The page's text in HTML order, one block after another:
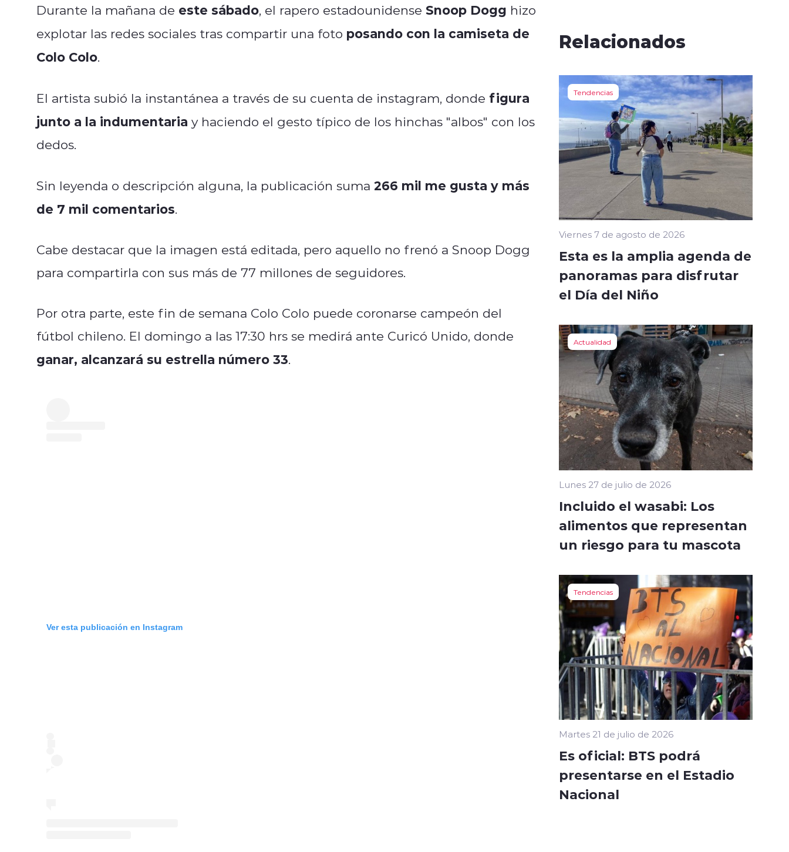
Durante la mañana de este sábado, el rapero estadounidense Snoop Dogg hizo
explotar las redes sociales tras compartir una foto posando con la camiseta de
Colo Colo.
El artista subió la instantánea a través de su cuenta de instagram, donde figura
junto a la indumentaria y haciendo el gesto típico de los hinchas "albos" con los
dedos.
Sin leyenda o descripción alguna, la publicación suma 266 mil me gusta y más
de 7 mil comentarios.
Cabe destacar que la imagen está editada, pero aquello no frenó a Snoop Dogg
para compartirla con sus más de 77 millones de seguidores.
Por otra parte, este fin de semana Colo Colo puede coronarse campeón del
fútbol chileno. El domingo a las 17:30 hrs se medirá ante Curicó Unido, donde
ganar, alcanzará su estrella número 33.
Ver esta publicación en Instagram
Relacionados
Tendencias
Viernes 7 de agosto de 2026
Esta es la amplia agenda de
panoramas para disfrutar
el Día del Niño
Actualidad
Lunes 27 de julio de 2026
Incluido el wasabi: Los
alimentos que representan
un riesgo para tu mascota
Tendencias
Martes 21 de julio de 2026
Es oficial: BTS podrá
presentarse en el Estadio
Nacional